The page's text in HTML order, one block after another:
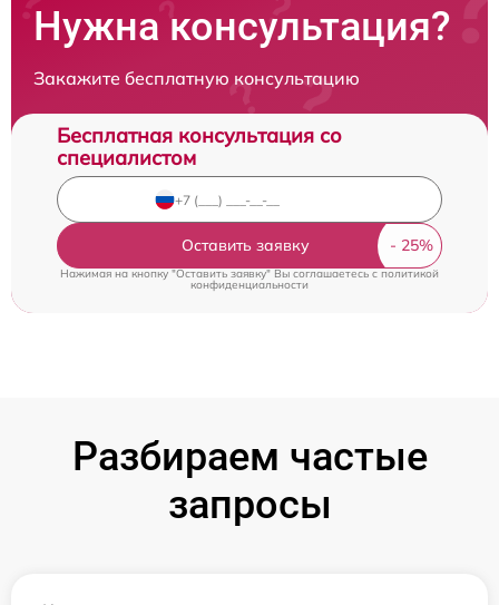
Нужна консультация?
Закажите бесплатную консультацию
Бесплатная консультация со
специалистом
Оставить заявку
Нажимая на кнопку "Оставить заявку" Вы соглашаетесь cполитикой
конфиденциальности
Разбираем частые
запросы